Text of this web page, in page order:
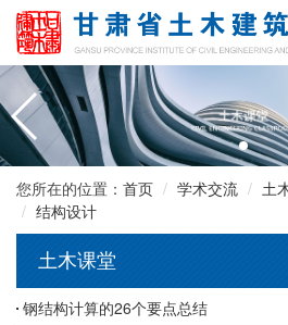
您所在的位置： 首页 学术交流 土
结构设计
土木课堂
钢结构计算的26个要点总结